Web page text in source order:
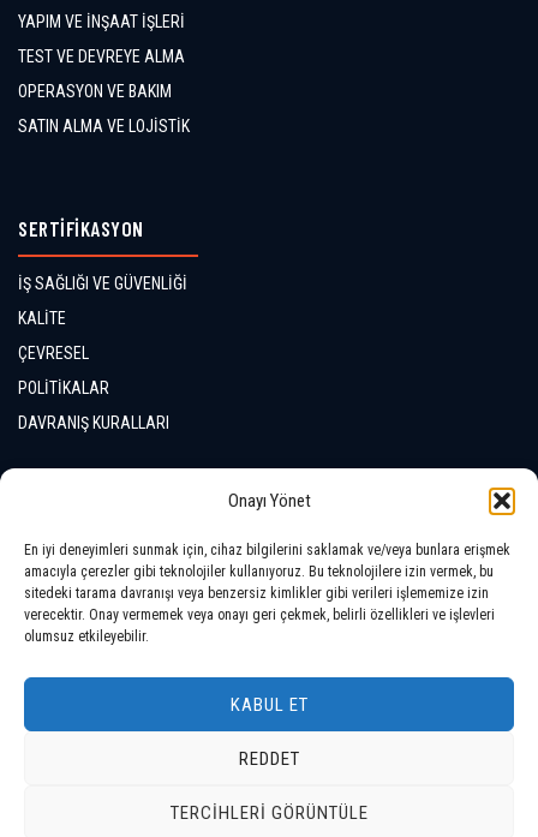
Onayı Yönet
En iyi deneyimleri sunmak için, cihaz bilgilerini saklamak ve/veya bunlara erişmek
amacıyla çerezler gibi teknolojiler kullanıyoruz. Bu teknolojilere izin vermek, bu
sitedeki tarama davranışı veya benzersiz kimlikler gibi verileri işlememize izin
verecektir. Onay vermemek veya onayı geri çekmek, belirli özellikleri ve işlevleri
olumsuz etkileyebilir.
KABUL ET
REDDET
TERCIHLERI GÖRÜNTÜLE
YAPIM VE İNŞAAT İŞLERİ
TEST VE DEVREYE ALMA
OPERASYON VE BAKIM
SATIN ALMA VE LOJİSTİK
SERTİFİKASYON
İŞ SAĞLIĞI VE GÜVENLİĞİ
KALİTE
ÇEVRESEL
POLİTİKALAR
DAVRANIŞ KURALLARI
LOKASYONLAR